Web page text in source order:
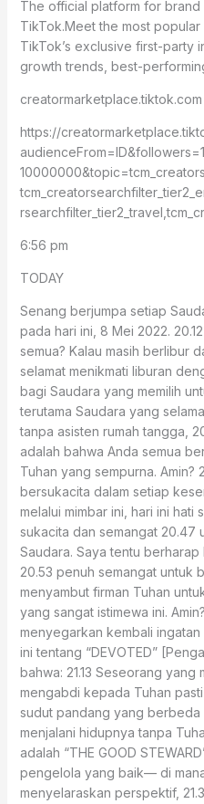
The official platform for
TikTok.Meet the most
TikTok’s exclusive first-party
growth trends, best-
creatormarketplace.tiktok.com
https://
6:56 pm
TODAY
Senang berjumpa setiap
pada hari ini, 8 Mei 2022.
semua? Kalau masih berlibur
selamat menikmati liburan
bagi Saudara yang memilih
terutama Saudara yang
tanpa asisten rumah tangga,
adalah bahwa Anda semua
Tuhan yang sempurna. Amin?
bersukacita dalam setiap
melalui mimbar ini, hari ini hati
sukacita dan semangat 20.47
Saudara. Saya tentu berharap
20.53 penuh semangat untuk
menyambut firman Tuhan
yang sangat istimewa ini.
menyegarkan kembali ingatan
ini tentang “DEVOTED”
bahwa: 21.13 Seseorang
mengabdi kepada Tuhan
sudut pandang yang berbeda
menjalani hidupnya tanpa
adalah “THE GOOD
pengelola yang baik— di
menyelaraskan perspektif,